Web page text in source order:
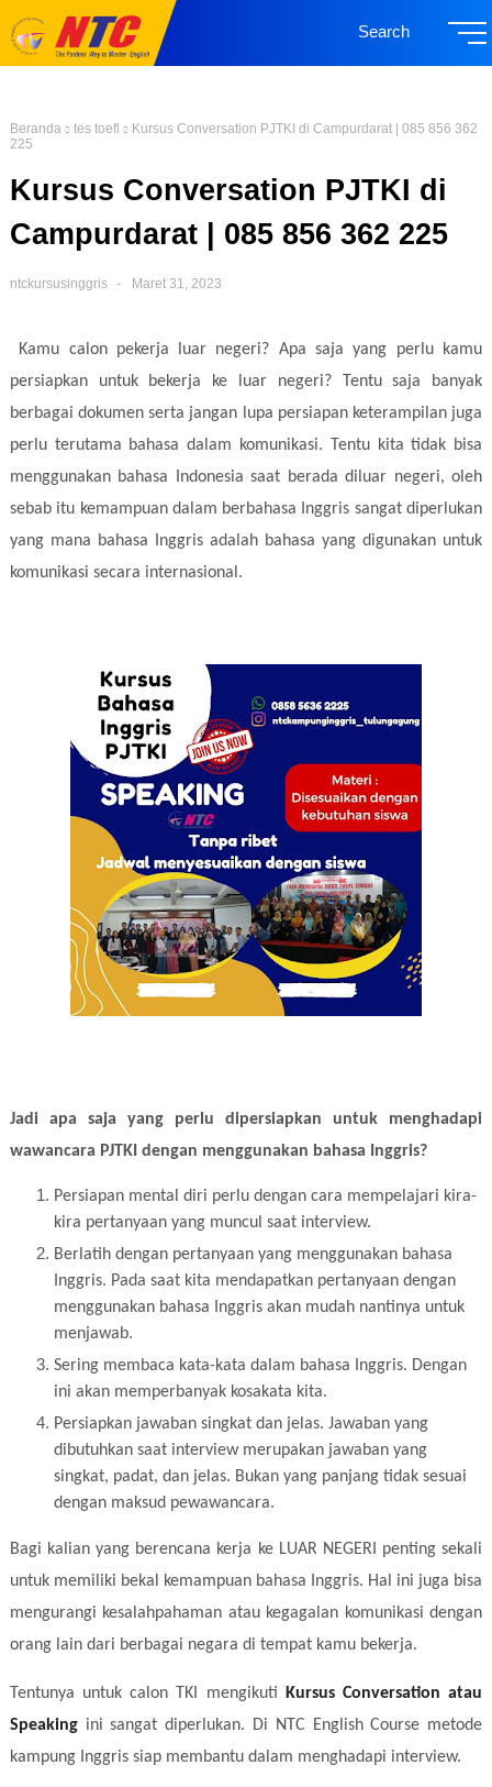
Search
Beranda tes toefl
Kursus Conversation PJTKI di Campurdarat | 085 856 362
225
Kursus Conversation PJTKI di
Campurdarat | 085 856 362 225
ntckursusinggris Maret 31, 2023
Kamu calon pekerja luar negeri? Apa saja yang perlu kamu
persiapkan untuk bekerja ke luar negeri? Tentu saja banyak
berbagai dokumen serta jangan lupa persiapan keterampilan juga
perlu terutama bahasa dalam komunikasi. Tentu kita tidak bisa
menggunakan bahasa Indonesia saat berada diluar negeri, oleh
sebab itu kemampuan dalam berbahasa Inggris sangat diperlukan
yang mana bahasa Inggris adalah bahasa yang digunakan untuk
komunikasi secara internasional.
Jadi apa saja yang perlu dipersiapkan untuk menghadapi
wawancara PJTKI dengan menggunakan bahasa Inggris?
Persiapan mental diri perlu dengan cara mempelajari kira-
kira pertanyaan yang muncul saat interview.
Berlatih dengan pertanyaan yang menggunakan bahasa
Inggris. Pada saat kita mendapatkan pertanyaan dengan
menggunakan bahasa Inggris akan mudah nantinya untuk
menjawab.
Sering membaca kata-kata dalam bahasa Inggris. Dengan
ini akan memperbanyak kosakata kita.
Persiapkan jawaban singkat dan jelas. Jawaban yang
dibutuhkan saat interview merupakan jawaban yang
singkat, padat, dan jelas. Bukan yang panjang tidak sesuai
dengan maksud pewawancara.
Bagi kalian yang berencana kerja ke LUAR NEGERI penting sekali
untuk memiliki bekal kemampuan bahasa Inggris. Hal ini juga bisa
mengurangi kesalahpahaman atau kegagalan komunikasi dengan
orang lain dari berbagai negara di tempat kamu bekerja.
Tentunya untuk calon TKI mengikuti
Kursus Conversation atau
Speakingini sangat diperlukan. Di NTC English Course metode
kampung Inggris siap membantu dalam menghadapi interview.